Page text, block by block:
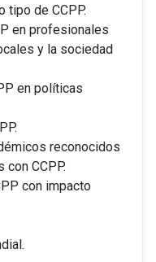
tipo de CCPP.
en profesionales
y la sociedad
en políticas
reconocidos
CCPP.
con impacto